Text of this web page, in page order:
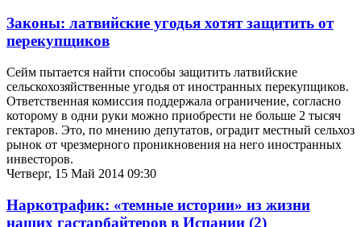
Законы: латвийские угодья хотят защитить от
перекупщиков
Сейм пытается найти способы защитить латвийские
сельскохозяйственные угодья от иностранных перекупщиков.
Ответственная комиссия поддержала ограничение, согласно
которому в одни руки можно приобрести не больше 2 тысяч
гектаров. Это, по мнению депутатов, оградит местный сельхоз
рынок от чрезмерного проникновения на него иностранных
инвесторов.
Четверг, 15 Май 2014 09:30
Наркотрафик: «темные истории» из жизни
наших гастарбайтеров в Испании (2)